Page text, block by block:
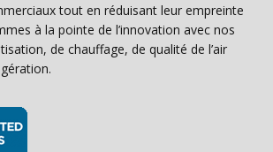
tout en réduisant leur empreinte
à la pointe de l’innovation avec nos
de chauffage, de qualité de l’air